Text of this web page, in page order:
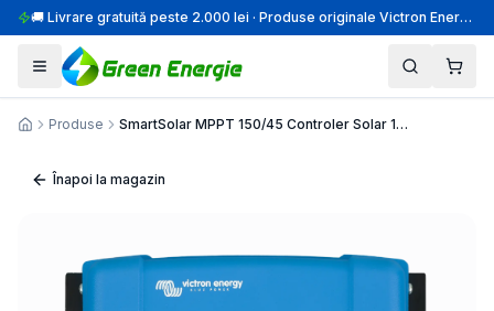
🚚 Livrare gratuită peste 2.000 lei · Produse originale Victron Energy · Montaj profesional
AcasăProduse SmartSolar MPPT 150/45 Controler Solar 12V/24V/48V 45A
Înapoi la magazin